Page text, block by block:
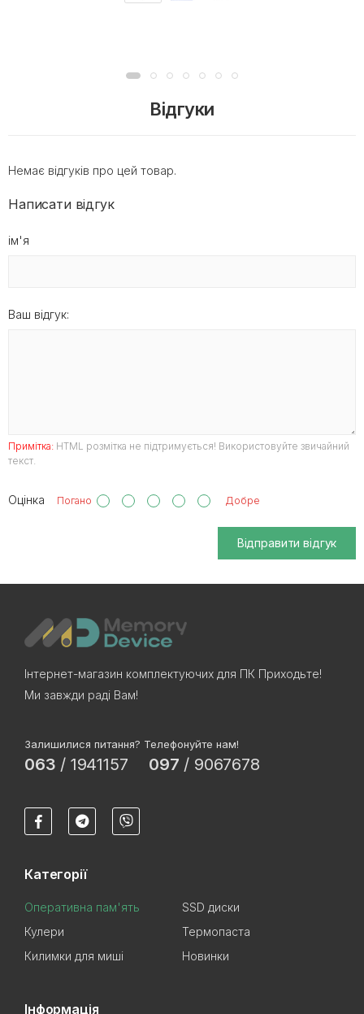
Відгуки
Немає відгуків про цей товар.
Написати відгук
ім'я
Ваш відгук:
Примітка: HTML розмітка не підтримується! Використовуйте звичайний
текст.
Оцінка Погано Добре
Відправити відгук
Інтернет-магазин комплектуючих для ПК Приходьте!
Ми завжди раді Вам!
Залишилися питання? Телефонуйте нам!
063 / 1941157 097 / 9067678
Категорії
Оперативна пам'ять
SSD диски
Кулери
Термопаста
Килимки для миші
Новинки
Інформація